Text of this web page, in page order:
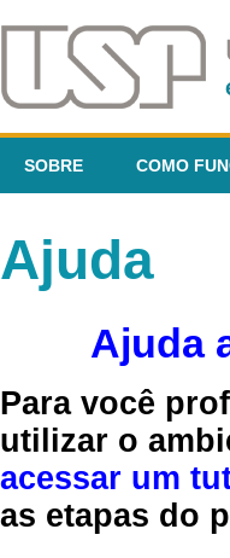
SOBRE COMO
Ajuda
Ajuda
Para você
utilizar o
acessar um
as etapas do